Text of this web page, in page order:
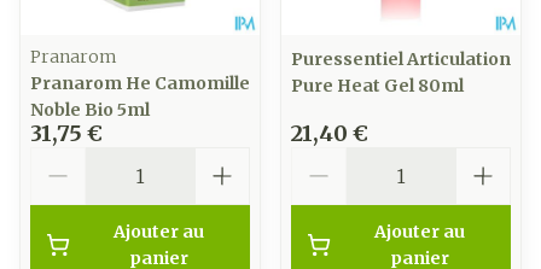
Pranarom
Pranarom He Camomille
Noble Bio 5ml
31,75 €
Ajouter au
panier
Puressentiel Articulation
Pure Heat Gel 80ml
21,40 €
Ajouter au
panier